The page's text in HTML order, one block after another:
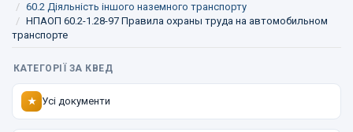
60.2 Діяльність іншого наземного транспорту
НПАОП 60.2-1.28-97 Правила охраны труда на автомобильном
транспорте
КАТЕГОРІЇ ЗА КВЕД
★ Усі документи